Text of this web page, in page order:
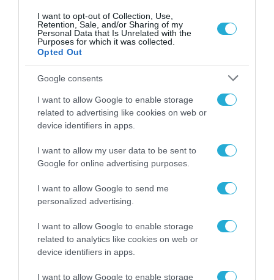
I want to opt-out of Collection, Use,
Retention, Sale, and/or Sharing of my
Personal Data that Is Unrelated with the
Purposes for which it was collected.
Opted Out
Google consents
I want to allow Google to enable storage
related to advertising like cookies on web or
device identifiers in apps.
I want to allow my user data to be sent to
Google for online advertising purposes.
I want to allow Google to send me
personalized advertising.
I want to allow Google to enable storage
related to analytics like cookies on web or
device identifiers in apps.
I want to allow Google to enable storage
των ελληνικών
επιχειρήσεων στον
χώρο της άμυνας
31.07.2026
Η πιο ταξιδιάρικη
βαλίτσα του φετινού
καλοκαιριού έχει την
υπογραφή της Xiaomi
31.07.2026
ΟΛΗ Η ΡΟΗ ΕΙΔΗΣΕΩΝ